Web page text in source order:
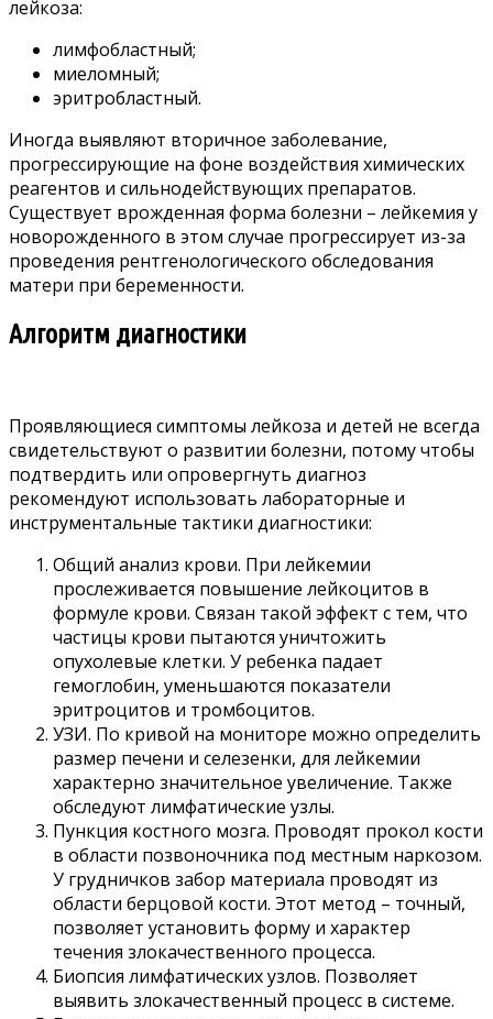
лейкоза:
лимфобластный;
миеломный;
эритробластный.
Иногда выявляют вторичное заболевание,
прогрессирующие на фоне воздействия химических
реагентов и сильнодействующих препаратов.
Существует врожденная форма болезни – лейкемия у
новорожденного в этом случае прогрессирует из-за
проведения рентгенологического обследования
матери при беременности.
Алгоритм диагностики
Проявляющиеся симптомы лейкоза и детей не всегда
свидетельствуют о развитии болезни, потому чтобы
подтвердить или опровергнуть диагноз
рекомендуют использовать лабораторные и
инструментальные тактики диагностики:
Общий анализ крови. При лейкемии
прослеживается повышение лейкоцитов в
формуле крови. Связан такой эффект с тем, что
частицы крови пытаются уничтожить
опухолевые клетки. У ребенка падает
гемоглобин, уменьшаются показатели
эритроцитов и тромбоцитов.
УЗИ. По кривой на мониторе можно определить
размер печени и селезенки, для лейкемии
характерно значительное увеличение. Также
обследуют лимфатические узлы.
Пункция костного мозга. Проводят прокол кости
в области позвоночника под местным наркозом.
У грудничков забор материала проводят из
области берцовой кости. Этот метод – точный,
позволяет установить форму и характер
течения злокачественного процесса.
Биопсия лимфатических узлов. Позволяет
выявить злокачественный процесс в системе.